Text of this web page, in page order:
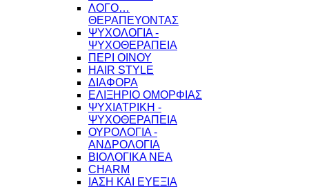
ΛΟΓΟ…
ΘΕΡΑΠΕΥΟΝΤΑΣ
ΨΥΧΟΛΟΓΙΑ -
ΨΥΧΟΘΕΡΑΠΕΙΑ
ΠΕΡΙ ΟΙΝΟΥ
HAIR STYLE
ΔΙΑΦΟΡΑ
ΕΛΙΞΗΡΙΟ ΟΜΟΡΦΙΑΣ
ΨΥΧΙΑΤΡΙΚΗ -
ΨΥΧΟΘΕΡΑΠΕΙΑ
ΟΥΡΟΛΟΓΙΑ -
ΑΝΔΡΟΛΟΓΙΑ
ΒΙΟΛΟΓΙΚΑ ΝΕΑ
CHARM
ΙΑΣΗ ΚΑΙ ΕΥΕΞΙΑ